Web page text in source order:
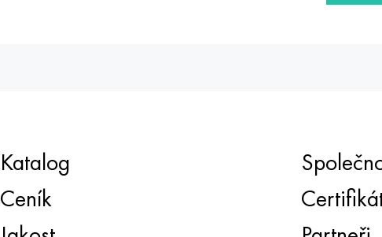
Katalog
Ceník